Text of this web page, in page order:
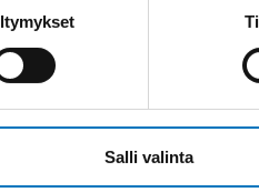
Salli valinta